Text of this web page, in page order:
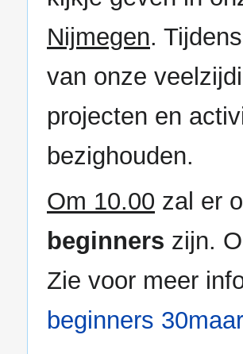
Nijmegen.
van onze
projecten en
bezighouden.
Om 10.00 zal er
beginners zijn.
Zie voor meer
beginners